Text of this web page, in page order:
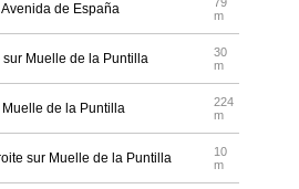
de España
m
Muelle de la Puntilla
30
m
de la Puntilla
224
m
sur Muelle de la Puntilla
10
m